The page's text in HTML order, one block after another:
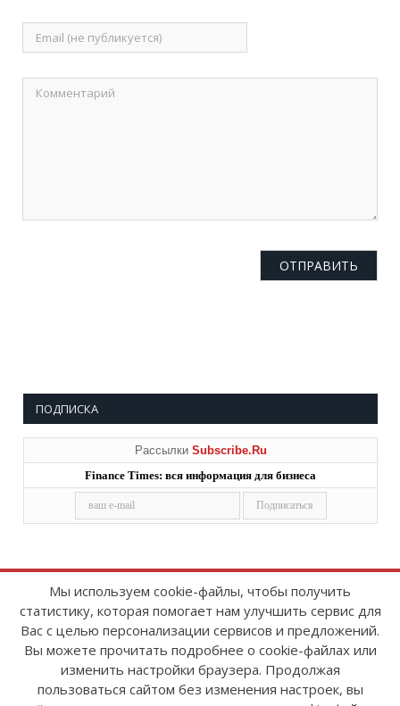
ПОДПИСКА
Рассылки Subscribe.Ru
Finance Times: вся информация для бизнеса
Copyright © 2008-2026FinanceTimes
Зарегистрировано в Роскомнадзоре
Свидетельство о регистрации СМИ:
серия Эл № ФС77-86300 от 10 ноября 2023 г
Мы используем cookie-файлы, чтобы получить
статистику, которая помогает нам улучшить сервис для
Вас с целью персонализации сервисов и предложений.
Вы можете прочитать подробнее о cookie-файлах или
изменить настройки браузера. Продолжая
пользоваться сайтом без изменения настроек, вы